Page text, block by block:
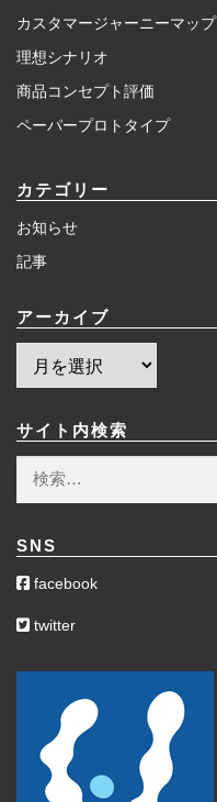
カスタマージャーニーマップ
理想シナリオ
商品コンセプト評価
ペーパープロトタイプ
カテゴリー
お知らせ
記事
アーカイブ
イ
ブ
サイト内検索
SNS
facebook
twitter